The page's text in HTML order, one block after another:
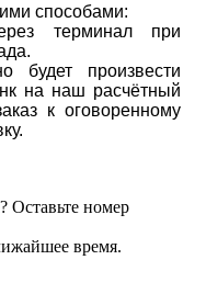
способами:
терминал при
будет произвести
на наш расчётный
к оговоренному
Оставьте номер
время.